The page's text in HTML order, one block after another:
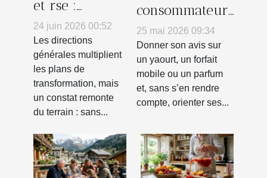
et rse :
comment
initier un
changement
durable ?
24 juin 2026 00:52
Les directions
générales multiplient
les plans de
transformation, mais
un constat remonte
du terrain : sans...
consommateurs
: comment
participer
influence-t-il
vraiment vos
achats ?
25 mai 2026 09:34
Donner son avis sur
un yaourt, un forfait
mobile ou un parfum
et, sans s’en rendre
compte, orienter ses...